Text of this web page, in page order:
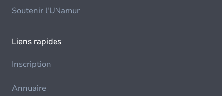
Soutenir l'UNamur
Liens rapides
Inscription
Annuaire